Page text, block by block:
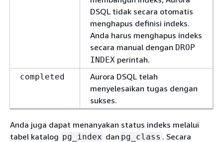
DSQL tidak secara otomatis
menghapus definisi indeks.
Anda harus menghapus indeks
secara manual dengan DROP
INDEX perintah.
completed
Aurora DSQL telah
menyelesaikan tugas dengan
sukses.
Anda juga dapat menanyakan status indeks melalui
tabel katalog pg_index dan pg_class . Secara